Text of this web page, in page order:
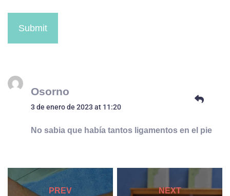
Submit
Osorno
3 de enero de 2023 at 11:20
No sabia que había tantos ligamentos en el pie
PREV
NEXT